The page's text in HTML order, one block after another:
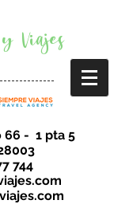
Viajes
66 - 1 pta 5
744